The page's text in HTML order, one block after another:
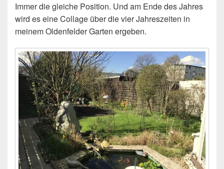
Immer die gleiche Position. Und am Ende des Jahres
wird es eine Collage über die vier Jahreszeiten in
meinem Oldenfelder Garten ergeben.